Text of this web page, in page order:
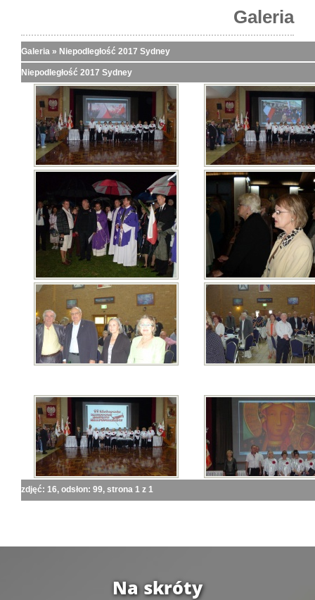
Galeria
Galeria » Niepodległość 2017 Sydney
Niepodległość 2017 Sydney
zdjęć: 16, odsłon: 99, strona 1 z 1
Na skróty